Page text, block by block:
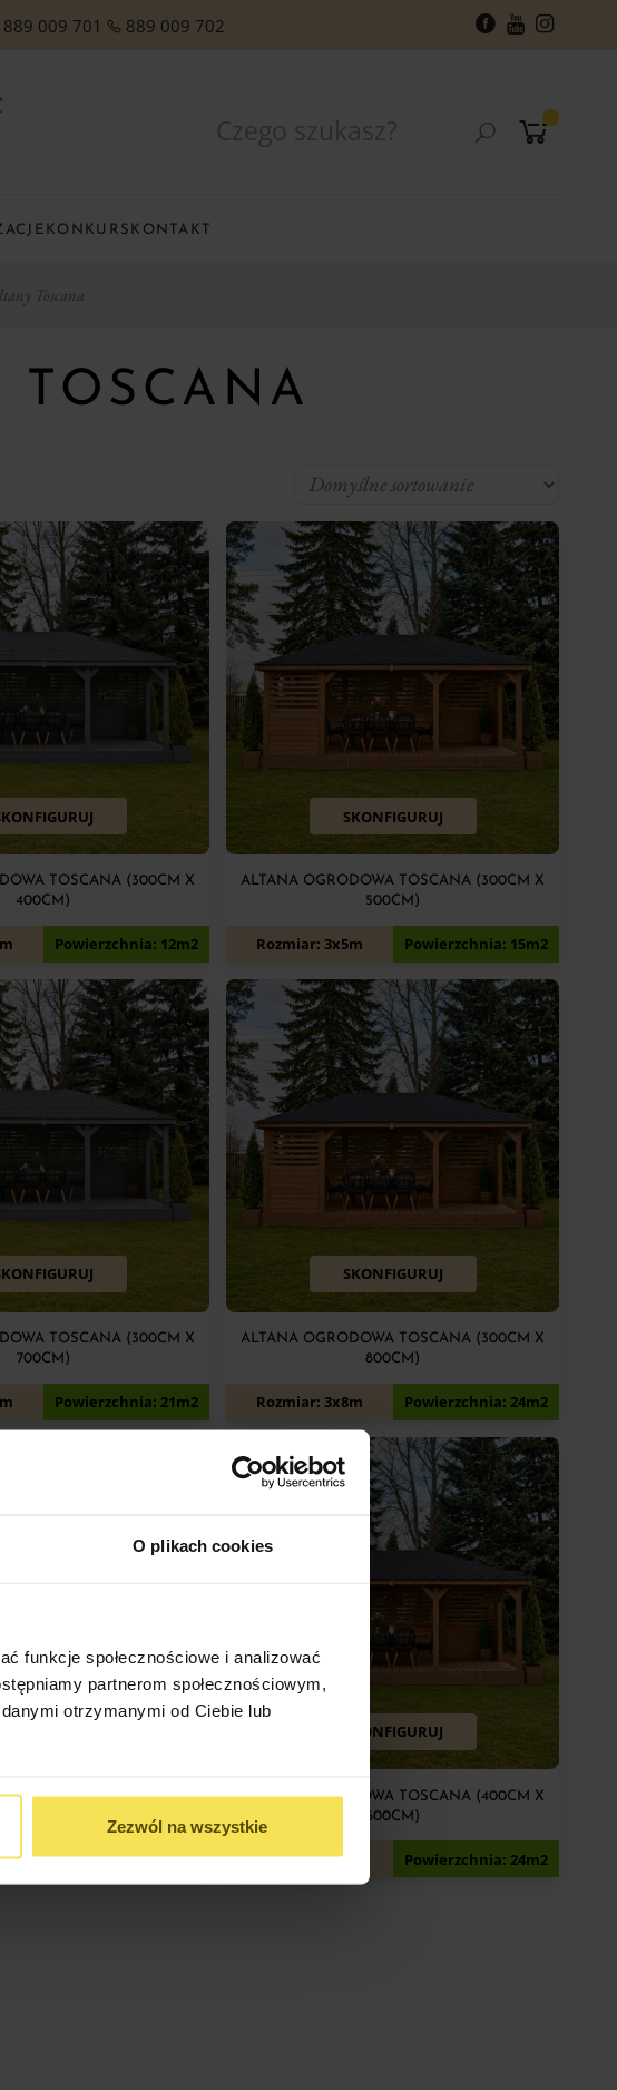
O plikach cookies
funkcje społecznościowe i analizować
partnerom społecznościowym,
otrzymanymi od Ciebie lub
Zezwól na wszystkie
889 009 701 889 009 702
KONKURS KONTAKT
Toscana
TOSCANA
TOSCANA (300CM X
400CM)
000zł
Powierzchnia: 12m2
SKONFIGURUJ
ALTANA OGRODOWA TOSCANA (300CM X
500CM)
11 250zł
Rozmiar: 3x5m Powierzchnia: 15m2
TOSCANA (300CM X
700CM)
650zł
Powierzchnia: 21m2
SKONFIGURUJ
ALTANA OGRODOWA TOSCANA (300CM X
800CM)
15 600zł
Rozmiar: 3x8m Powierzchnia: 24m2
TOSCANA (400CM X
000zł
Powierzchnia: 20m2
SKONFIGURUJ
ALTANA OGRODOWA TOSCANA (400CM X
600CM)
15 600zł
Rozmiar: 4x6m Powierzchnia: 24m2